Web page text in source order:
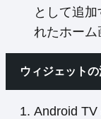
として追
れたホーム
ウィジェットの
Android TV